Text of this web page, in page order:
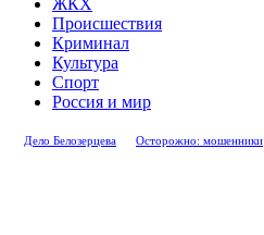
Происшествия
Криминал
Культура
Спорт
Россия и мир
Дело Белозерцева Осторожно: мошенники